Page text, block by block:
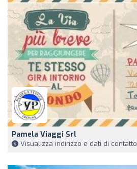
Pamela Viaggi Srl
Visualizza indirizzo e dati di contatto